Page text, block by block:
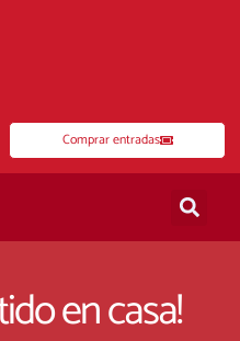
Comprar entradas
en casa!